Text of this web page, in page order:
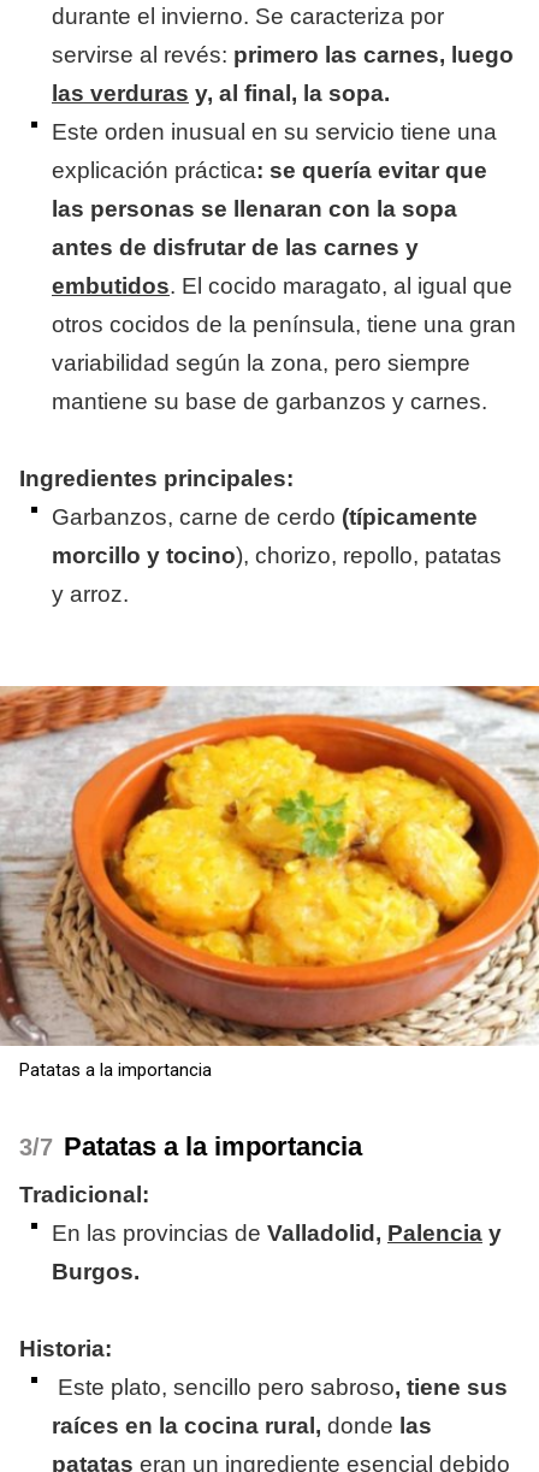
durante el invierno. Se caracteriza por
servirse al revés: primero las carnes, luego
las verduras y, al final, la sopa.
Este orden inusual en su servicio tiene una
explicación práctica: se quería evitar que
las personas se llenaran con la sopa
antes de disfrutar de las carnes y
embutidos. El cocido maragato, al igual que
otros cocidos de la península, tiene una gran
variabilidad según la zona, pero siempre
mantiene su base de garbanzos y carnes.
Ingredientes principales:
Garbanzos, carne de cerdo (típicamente
morcillo y tocino), chorizo, repollo, patatas
y arroz.
Patatas a la importancia
/7 Patatas a la importancia
Tradicional:
En las provincias de Valladolid, Palencia y
Burgos.
Historia:
Este plato, sencillo pero sabroso, tiene sus
raíces en la cocina rural, donde las
patatas eran un ingrediente esencial debido